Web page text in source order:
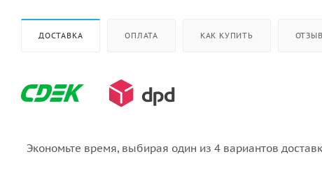
ДОСТАВКА ОПЛАТА КАК КУПИТЬ
Экономьте время, выбирая один из 4 вариантов